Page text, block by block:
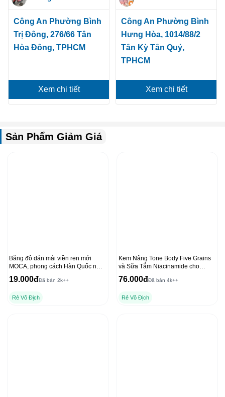
Công An Phường Bình
Trị Đông, 276/66 Tân
Hòa Đông, TPHCM
Xem chi tiết
Công An Phường Bình
Hưng Hòa, 1014/88/2
Tân Kỳ Tân Quý,
TPHCM
Xem chi tiết
Sản Phẩm Giảm Giá
Băng đô dán mái viền ren mới
MOCA, phong cách Hàn Quốc nữ
tính
19.000đĐã bán 2k++
Rẻ Vô Địch
Kem Nâng Tone Body Five Grains
và Sữa Tắm Niacinamide cho
Dưỡng Thể Ban Đêm
76.000đĐã bán 4k++
Rẻ Vô Địch